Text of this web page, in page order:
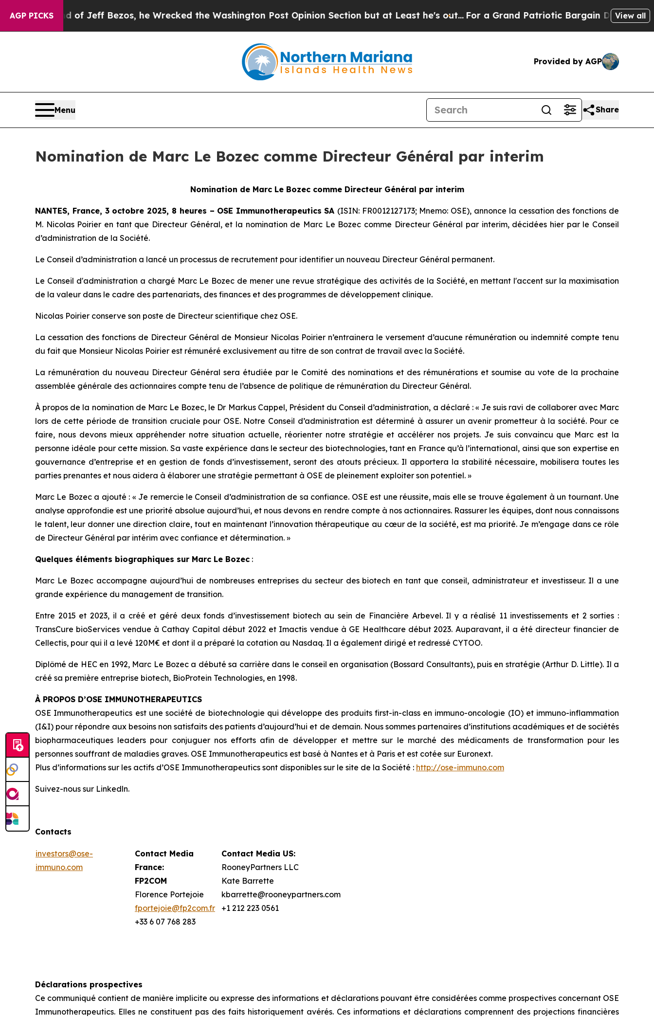
AGP PICKSof Jeff Bezos, he Wrecked the Washington Post Opinion Section but at Least he's out... For a Grand Patriotic Bargain Democrats Endorse
View all
Provided by AGP
Menu Share
Nomination de Marc Le Bozec comme Directeur Général par interim
Nomination de Marc Le Bozec comme Directeur Général par interim
NANTES, France, 3 octobre 2025, 8 heures – OSE Immunotherapeutics SA (ISIN: FR0012127173; Mnemo: OSE), annonce la cessation des fonctions de
M. Nicolas Poirier en tant que Directeur Général, et la nomination de Marc Le Bozec comme Directeur Général par interim, décidées hier par le Conseil
d’administration de la Société.
Le Conseil d’administration a lancé un processus de recrutement pour identifier un nouveau Directeur Général permanent.
Le Conseil d'administration a chargé Marc Le Bozec de mener une revue stratégique des activités de la Société, en mettant l'accent sur la maximisation
de la valeur dans le cadre des partenariats, des finances et des programmes de développement clinique.
Nicolas Poirier conserve son poste de Directeur scientifique chez OSE.
La cessation des fonctions de Directeur Général de Monsieur Nicolas Poirier n’entrainera le versement d’aucune rémunération ou indemnité compte tenu
du fait que Monsieur Nicolas Poirier est rémunéré exclusivement au titre de son contrat de travail avec la Société.
La rémunération du nouveau Directeur Général sera étudiée par le Comité des nominations et des rémunérations et soumise au vote de la prochaine
assemblée générale des actionnaires compte tenu de l’absence de politique de rémunération du Directeur Général.
À propos de la nomination de Marc Le Bozec, le Dr Markus Cappel, Président du Conseil d’administration, a déclaré : « Je suis ravi de collaborer avec Marc
lors de cette période de transition cruciale pour OSE. Notre Conseil d’administration est déterminé à assurer un avenir prometteur à la société. Pour ce
faire, nous devons mieux appréhender notre situation actuelle, réorienter notre stratégie et accélérer nos projets. Je suis convaincu que Marc est la
personne idéale pour cette mission. Sa vaste expérience dans le secteur des biotechnologies, tant en France qu’à l’international, ainsi que son expertise en
gouvernance d’entreprise et en gestion de fonds d’investissement, seront des atouts précieux. Il apportera la stabilité nécessaire, mobilisera toutes les
parties prenantes et nous aidera à élaborer une stratégie permettant à OSE de pleinement exploiter son potentiel. »
Marc Le Bozec a ajouté : « Je remercie le Conseil d’administration de sa confiance. OSE est une réussite, mais elle se trouve également à un tournant. Une
analyse approfondie est une priorité absolue aujourd’hui, et nous devons en rendre compte à nos actionnaires. Rassurer les équipes, dont nous connaissons
le talent, leur donner une direction claire, tout en maintenant l’innovation thérapeutique au cœur de la société, est ma priorité. Je m’engage dans ce rôle
de Directeur Général par intérim avec confiance et détermination. »
Quelques éléments biographiques sur Marc Le Bozec :
Marc Le Bozec accompagne aujourd’hui de nombreuses entreprises du secteur des biotech en tant que conseil, administrateur et investisseur. Il a une
grande expérience du management de transition.
Entre 2015 et 2023, il a créé et géré deux fonds d’investissement biotech au sein de Financière Arbevel. Il y a réalisé 11 investissements et 2 sorties :
TransCure bioServices vendue à Cathay Capital début 2022 et Imactis vendue à GE Healthcare début 2023. Auparavant, il a été directeur financier de
Cellectis, pour qui il a levé 120M€ et dont il a préparé la cotation au Nasdaq. Il a également dirigé et redressé CYTOO.
Diplômé de HEC en 1992, Marc Le Bozec a débuté sa carrière dans le conseil en organisation (Bossard Consultants), puis en stratégie (Arthur D. Little). Il a
créé sa première entreprise biotech, BioProtein Technologies, en 1998.
À PROPOS D’OSE IMMUNOTHERAPEUTICS
OSE Immunotherapeutics est une société de biotechnologie qui développe des produits first-in-classen immuno-oncologie (IO) et immuno-inflammation
(I&I) pour répondre aux besoins non satisfaits des patients d’aujourd’hui et de demain. Nous sommes partenaires d’institutions académiques et de sociétés
biopharmaceutiques leaders pour conjuguer nos efforts afin de développer et mettre sur le marché des médicaments de transformation pour les
personnes souffrant de maladies graves. OSE Immunotherapeutics est basé à Nantes et à Paris et est cotée sur Euronext.
Plus d’informations sur les actifs d’OSE Immunotherapeutics sont disponibles sur le site de la Société : http://ose-immuno.com
Suivez-nous sur Linkedln.
Contacts
investors@ose-
immuno.com
Contact Media
France:
FP2COM
Florence Portejoie
fportejoie@fp2com.fr
+33 6 07 768 283
Contact Media US:
RooneyPartners LLC
Kate Barrette
kbarrette@rooneypartners.com
+1 212 223 0561
Déclarations prospectives
Ce communiqué contient de manière implicite ou expresse des informations et déclarations pouvant être considérées comme prospectives concernant OSE
Immunotherapeutics. Elles ne constituent pas des faits historiquement avérés. Ces informations et déclarations comprennent des projections financières